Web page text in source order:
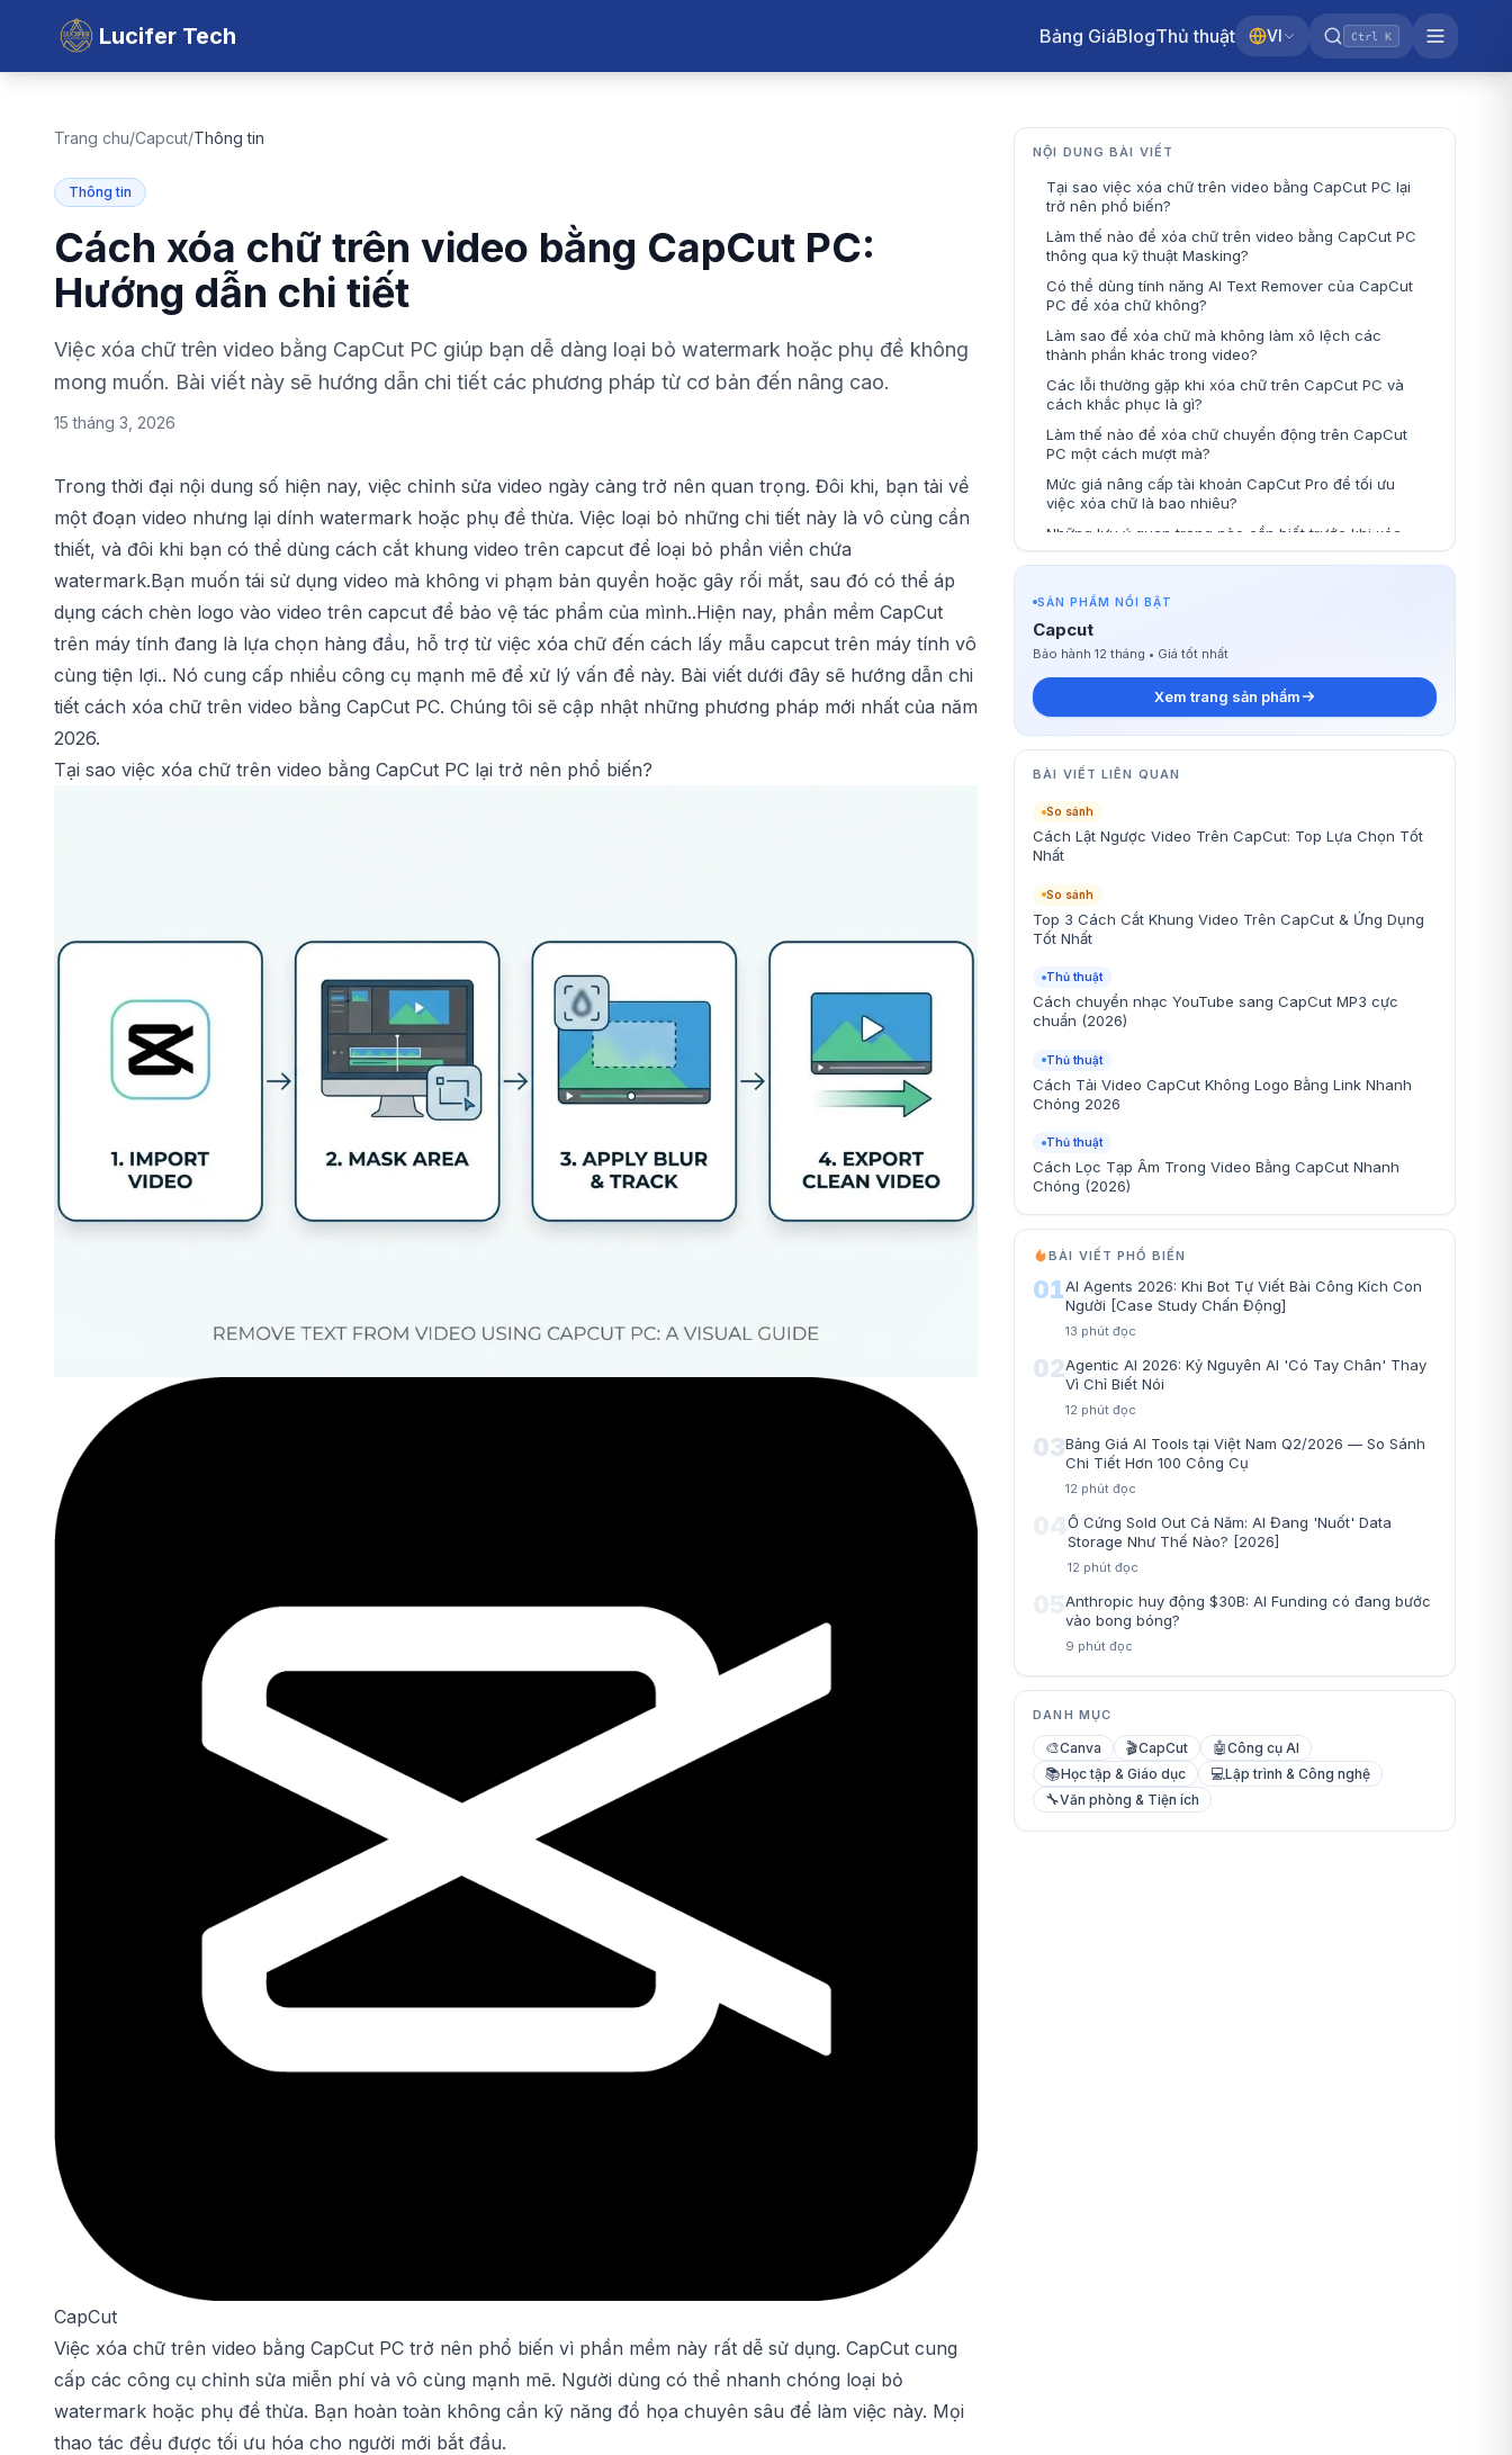
Lucifer Tech Bảng GiáBlogThủ thuật VI Ctrl K
Trang chu/Capcut/Thông tin
Thông tin
Cách xóa chữ trên video bằng CapCut PC:
Hướng dẫn chi tiết
Việc xóa chữ trên video bằng CapCut PC giúp bạn dễ dàng loại bỏ watermark hoặc phụ đề không
mong muốn. Bài viết này sẽ hướng dẫn chi tiết các phương pháp từ cơ bản đến nâng cao.
15 tháng 3, 2026
Trong thời đại nội dung số hiện nay, việc chỉnh sửa video ngày càng trở nên quan trọng. Đôi khi, bạn tải về
một đoạn video nhưng lại dính watermark hoặc phụ đề thừa. Việc loại bỏ những chi tiết này là vô cùng cần
thiết, và đôi khi bạn có thể dùng cách cắt khung video trên capcut để loại bỏ phần viền chứa
watermark.Bạn muốn tái sử dụng video mà không vi phạm bản quyền hoặc gây rối mắt, sau đó có thể áp
dụng cách chèn logo vào video trên capcut để bảo vệ tác phẩm của mình..Hiện nay, phần mềm CapCut
trên máy tính đang là lựa chọn hàng đầu, hỗ trợ từ việc xóa chữ đến cách lấy mẫu capcut trên máy tính vô
cùng tiện lợi.. Nó cung cấp nhiều công cụ mạnh mẽ để xử lý vấn đề này. Bài viết dưới đây sẽ hướng dẫn chi
tiết cách xóa chữ trên video bằng CapCut PC. Chúng tôi sẽ cập nhật những phương pháp mới nhất của năm
2026.
Tại sao việc xóa chữ trên video bằng CapCut PC lại trở nên phổ biến?
CapCut
Việc xóa chữ trên video bằng CapCut PC trở nên phổ biến vì phần mềm này rất dễ sử dụng. CapCut cung
cấp các công cụ chỉnh sửa miễn phí và vô cùng mạnh mẽ. Người dùng có thể nhanh chóng loại bỏ
watermark hoặc phụ đề thừa. Bạn hoàn toàn không cần kỹ năng đồ họa chuyên sâu để làm việc này. Mọi
thao tác đều được tối ưu hóa cho người mới bắt đầu.
NỘI DUNG BÀI VIẾT
Tại sao việc xóa chữ trên video bằng CapCut PC lại
trở nên phổ biến?
Làm thế nào để xóa chữ trên video bằng CapCut PC
thông qua kỹ thuật Masking?
Có thể dùng tính năng AI Text Remover của CapCut
PC để xóa chữ không?
Làm sao để xóa chữ mà không làm xô lệch các
thành phần khác trong video?
Các lỗi thường gặp khi xóa chữ trên CapCut PC và
cách khắc phục là gì?
Làm thế nào để xóa chữ chuyển động trên CapCut
PC một cách mượt mà?
Mức giá nâng cấp tài khoản CapCut Pro để tối ưu
việc xóa chữ là bao nhiêu?
Những lưu ý quan trọng nào cần biết trước khi xóa
chữ trên video?
SẢN PHẨM NỔI BẬT
Capcut
Bảo hành 12 tháng • Giá tốt nhất
Xem trang sản phẩm
BÀI VIẾT LIÊN QUAN
So sánh
Cách Lật Ngược Video Trên CapCut: Top Lựa Chọn Tốt
Nhất
So sánh
Top 3 Cách Cắt Khung Video Trên CapCut & Ứng Dụng
Tốt Nhất
Thủ thuật
Cách chuyển nhạc YouTube sang CapCut MP3 cực
chuẩn (2026)
Thủ thuật
Cách Tải Video CapCut Không Logo Bằng Link Nhanh
Chóng 2026
Thủ thuật
Cách Lọc Tạp Âm Trong Video Bằng CapCut Nhanh
Chóng (2026)
BÀI VIẾT PHỔ BIẾN
01AI Agents 2026: Khi Bot Tự Viết Bài Công Kích Con
Người [Case Study Chấn Động]
13 phút đọc
02Agentic AI 2026: Kỷ Nguyên AI 'Có Tay Chân' Thay
Vì Chỉ Biết Nói
12 phút đọc
03Bảng Giá AI Tools tại Việt Nam Q2/2026 — So Sánh
Chi Tiết Hơn 100 Công Cụ
12 phút đọc
04Ổ Cứng Sold Out Cả Năm: AI Đang 'Nuốt' Data
Storage Như Thế Nào? [2026]
12 phút đọc
05Anthropic huy động $30B: AI Funding có đang bước
vào bong bóng?
9 phút đọc
DANH MỤC
🎨Canva 🎬CapCut 🤖Công cụ AI
📚Học tập & Giáo dục 💻Lập trình & Công nghệ
🔧Văn phòng & Tiện ích